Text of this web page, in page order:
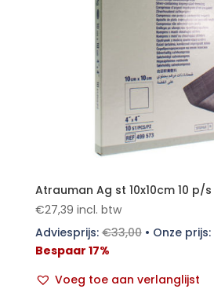
Atrauman Ag st 10x10cm 10 p/s
€27,39 incl. btw
Adviesprijs:€33,00• Onze prijs:
Bespaar 17%
Voeg toe aan verlanglijst